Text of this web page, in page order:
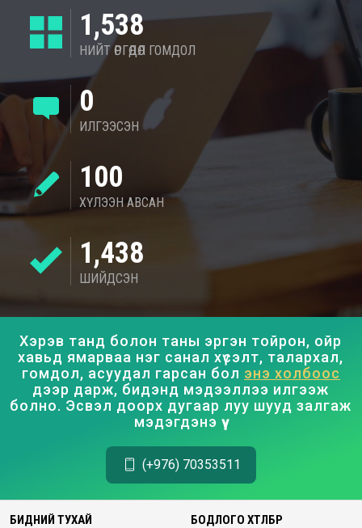
1,538
НИЙТ ӨРГӨДӨЛ ГОМДОЛ
0
ИЛГЭЭСЭН
100
ХҮЛЭЭН АВСАН
1,438
ШИЙДСЭН
Хэрэв танд болон таны эргэн тойрон, ойр
хавьд ямарваа нэг санал хүсэлт, талархал,
гомдол, асуудал гарсан бол энэ холбоос
дээр дарж, бидэнд мэдээллээ илгээж
болно. Эсвэл доорх дугаар луу шууд залгаж
мэдэгдэнэ үү.
(+976) 70353511
БИДНИЙ ТУХАЙ БОДЛОГО ХӨТӨЛБӨР